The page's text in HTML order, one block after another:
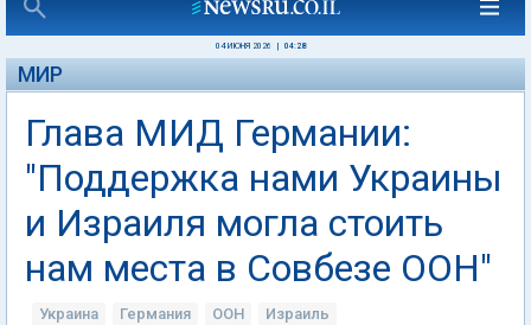
04 ИЮНЯ 2026 04:28
МИР
Глава МИД Германии:
"Поддержка нами Украины
и Израиля могла стоить
нам места в Совбезе ООН"
Украина Германия ООН Израиль